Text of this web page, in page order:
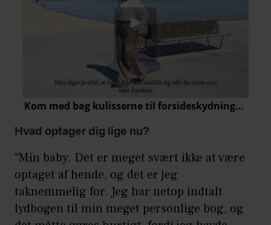
Hvad optager dig lige nu?
“Min baby. Det er meget svært ikke at være
optaget af hende, og det er jeg
taknemmelig for. Jeg har netop indtalt
lydbogen til min meget personlige bog, og